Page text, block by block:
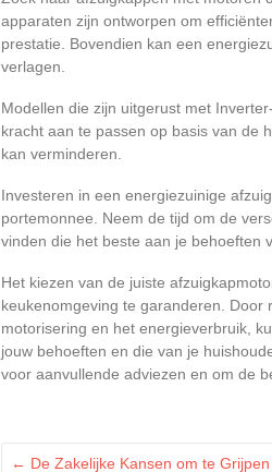
apparaten zijn ontworpen om
prestatie. Bovendien kan een
verlagen.
Modellen die zijn uitgerust met
kracht aan te passen op basis van de
kan verminderen.
Investeren in een energiezuinige
portemonnee. Neem de tijd om de
vinden die het beste aan je behoeften
Het kiezen van de juiste
keukenomgeving te garanderen.
motorisering en het energieverbruik,
jouw behoeften en die van je
voor aanvullende adviezen en om de
← De Zakelijke Kansen om te Grijpen